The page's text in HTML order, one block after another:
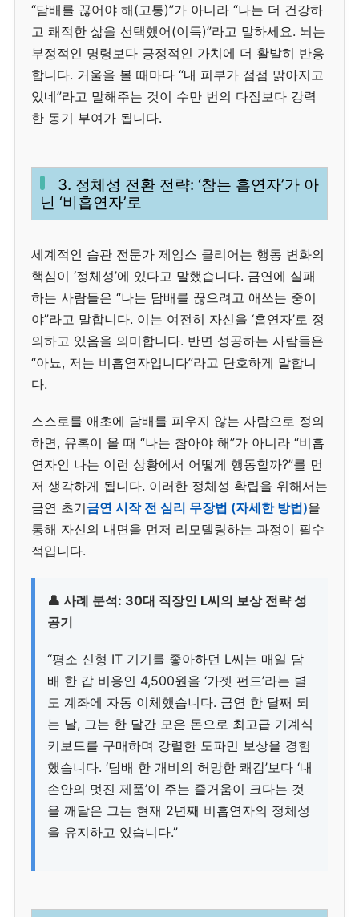
“담배를 끊어야 해(고통)”가 아니라 “나는 더 건강하
고 쾌적한 삶을 선택했어(이득)”라고 말하세요. 뇌는
부정적인 명령보다 긍정적인 가치에 더 활발히 반응
합니다. 거울을 볼 때마다 “내 피부가 점점 맑아지고
있네”라고 말해주는 것이 수만 번의 다짐보다 강력
한 동기 부여가 됩니다.
3. 정체성 전환 전략: ‘참는 흡연자’가 아
닌 ‘비흡연자’로
세계적인 습관 전문가 제임스 클리어는 행동 변화의
핵심이 ‘정체성’에 있다고 말했습니다. 금연에 실패
하는 사람들은 “나는 담배를 끊으려고 애쓰는 중이
야”라고 말합니다. 이는 여전히 자신을 ‘흡연자’로 정
의하고 있음을 의미합니다. 반면 성공하는 사람들은
“아뇨, 저는 비흡연자입니다”라고 단호하게 말합니
다.
스스로를 애초에 담배를 피우지 않는 사람으로 정의
하면, 유혹이 올 때 “나는 참아야 해”가 아니라 “비흡
연자인 나는 이런 상황에서 어떻게 행동할까?”를 먼
저 생각하게 됩니다. 이러한 정체성 확립을 위해서는
금연 초기금연 시작 전 심리 무장법 (자세한 방법)을
통해 자신의 내면을 먼저 리모델링하는 과정이 필수
적입니다.
👤 사례 분석: 30대 직장인 L씨의 보상 전략 성
공기
“평소 신형 IT 기기를 좋아하던 L씨는 매일 담
배 한 갑 비용인 4,500원을 ‘가젯 펀드’라는 별
도 계좌에 자동 이체했습니다. 금연 한 달째 되
는 날, 그는 한 달간 모은 돈으로 최고급 기계식
키보드를 구매하며 강렬한 도파민 보상을 경험
했습니다. ‘담배 한 개비의 허망한 쾌감’보다 ‘내
손안의 멋진 제품’이 주는 즐거움이 크다는 것
을 깨달은 그는 현재 2년째 비흡연자의 정체성
을 유지하고 있습니다.”